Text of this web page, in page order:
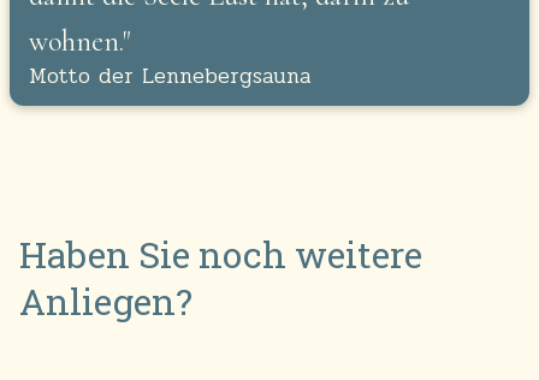
wohnen."
Motto der Lennebergsauna
Haben Sie noch weitere
Anliegen?